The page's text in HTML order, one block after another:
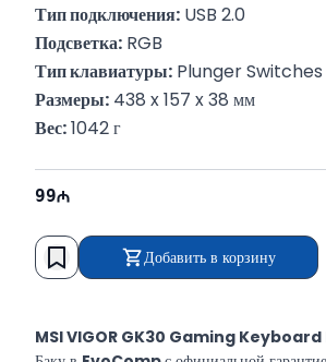
Тип подключения: USB 2.0
Подсветка: RGB
Тип клавиатуры: Plunger Switches
Размеры: 438 x 157 x 38 мм
Вес: 1042 г
99
Добавить в корзину
MSI VIGOR GK30 Gaming